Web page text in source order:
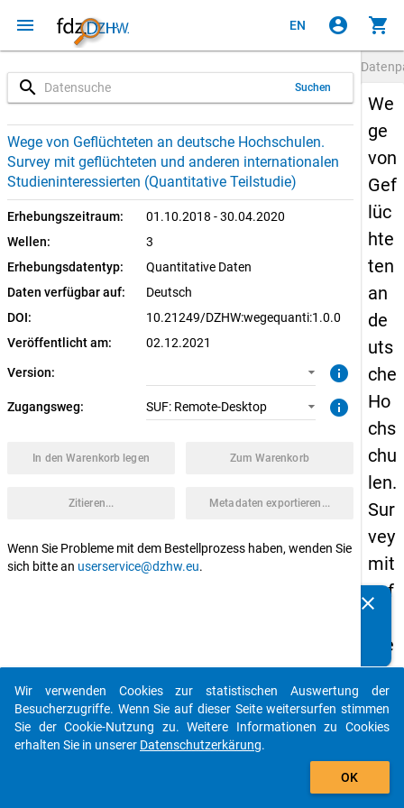
menu EN account_circle shopping_cart
search Suchen
Wege von Geflüchteten an deutsche Hochschulen.
Survey mit geflüchteten und anderen internationalen
Studieninteressierten (Quantitative Teilstudie)
Erhebungszeitraum:
01.10.2018 - 30.04.2020
Wellen:
3
Erhebungsdatentyp:
Quantitative Daten
Daten verfügbar auf:
Deutsch
DOI:
10.21249/DZHW:wegequanti:1.0.0
Veröffentlicht am:
02.12.2021
Version:
1.0.0 (aktuell)
info
Zugangsweg: SUF: Remote-Desktop
SUF: Remote-Desktop
info
In den Warenkorb legen Zum Warenkorb
Zitieren... Metadaten exportieren...
Wenn Sie Probleme mit dem Bestellprozess haben, wenden Sie
sich bitte an userservice@dzhw.eu.
We
ge
von
Gef
lüc
hte
ten
an
de
uts
che
Ho
chs
chu
len.
Sur
vey
mit
gef
hte
ten
un
d
clear
auto_stories
add_shopping_cart
Wir verwenden Cookies zur statistischen Auswertung der
Besucherzugriffe. Wenn Sie auf dieser Seite weitersurfen stimmen
Sie der Cookie-Nutzung zu. Weitere Informationen zu Cookies
erhalten Sie in unserer Datenschutzerkärung.
OK